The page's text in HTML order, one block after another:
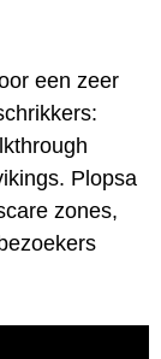
een zeer
Plopsa
zones,